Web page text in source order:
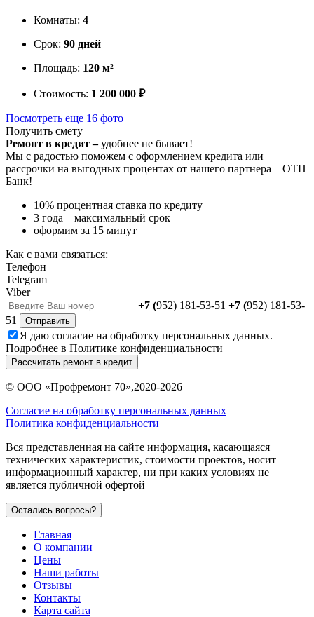
Комнаты: 4
Срок: 90 дней
Площадь: 120 м²
Стоимость: 1 200 000 ₽
Посмотреть еще 16 фото
Получить смету
Ремонт в кредит –удобнее не бывает!
Мы с радостью поможем с оформлением кредита или
рассрочки на выгодных процентах от нашего партнера – ОТП
Банк!
10% процентная ставка по кредиту
3 года – максимальный срок
оформим за 15 минут
Как с вами связаться:
Телефон
Telegram
Viber
+7 (952) 181-53-51 +7 (952) 181-53-
51
Отправить
Я даю согласие на обработку персональных данных.
Подробнее в Политике конфиденциальности
Рассчитать ремонт в кредит
© ООО «Профремонт 70»,2020-2026
Согласие на обработку персональных данных
Политика конфиденциальности
Вся представленная на сайте информация, касающаяся
технических характеристик, стоимости проектов, носит
информационный характер, ни при каких условиях не
является публичной офертой
Остались вопросы?
Главная
О компании
Цены
Наши работы
Отзывы
Контакты
Карта сайта